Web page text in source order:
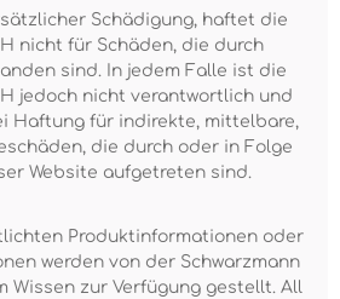
Schädigung, haftet die
nicht für Schäden, die durch
sind. In jedem Falle ist die
jedoch nicht verantwortlich und
Haftung für indirekte, mittelbare,
die durch oder in Folge
Website aufgetreten sind.
Produktinformationen oder
werden von der Schwarzmann
Wissen zur Verfügung gestellt. All